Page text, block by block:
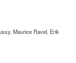
Maurice Ravel, Erik